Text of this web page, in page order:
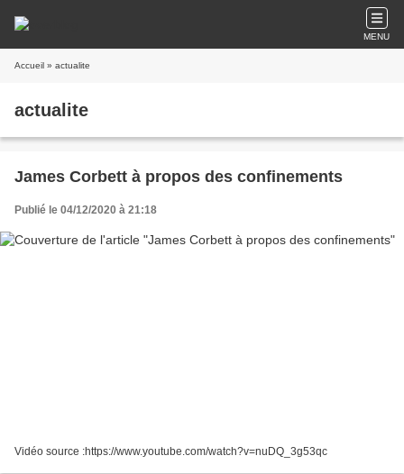
MENU
Accueil » actualite
actualite
James Corbett à propos des confinements
Publié le 04/12/2020 à 21:18
Vidéo source :https://www.youtube.com/watch?v=nuDQ_3g53qc